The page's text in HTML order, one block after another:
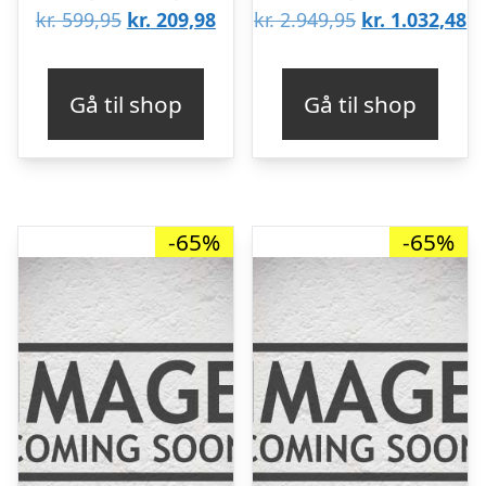
kr.599,95 Den
var:
kr. 599,95.
kr. 209,98Den
kr. 209,98.
Gå til shop
kr.2.949,95 Den
var:
kr. 2.949,95.
kr. 1.032,48
Gå til shop
-65% -65%